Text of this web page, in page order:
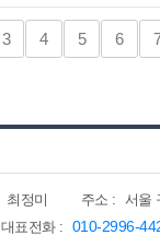
3 4 5 6 7
최정미 주소 : 서울
대표전화 : 010-2996-